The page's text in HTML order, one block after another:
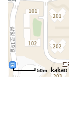
50m